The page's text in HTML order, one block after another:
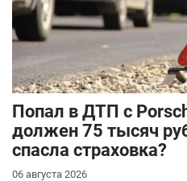
​Попал в ДТП с
должен 75 тысяч
спасла страховка?
06 августа 2026